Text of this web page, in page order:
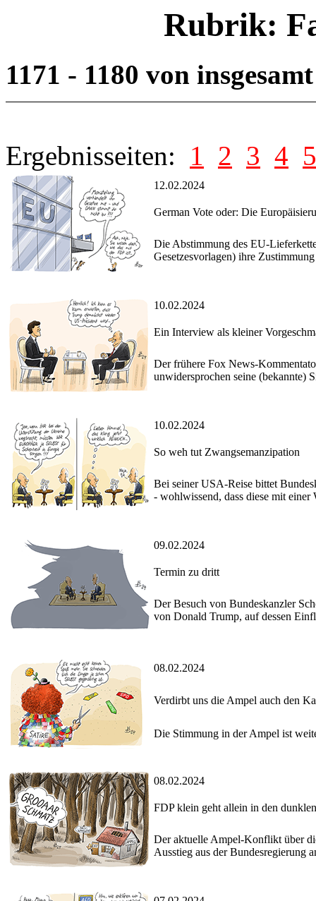
Rubrik:
1171 - 1180 von
Ergebnisseiten: 1 2 3 4 5
12.02.2024
German Vote oder: Die
Die Abstimmung des EU-
Gesetzesvorlagen) ihre
10.02.2024
Ein Interview als kleiner
Der frühere Fox News-
unwidersprochen seine (bekannte)
10.02.2024
So weh tut Zwangsemanzipation
Bei seiner USA-Reise bittet
- wohlwissend, dass diese mit
09.02.2024
Termin zu dritt
Der Besuch von Bundeskanzler
von Donald Trump, auf dessen
08.02.2024
Verdirbt uns die Ampel auch den
Die Stimmung in der Ampel ist
08.02.2024
FDP klein geht allein in den
Der aktuelle Ampel-Konflikt über
Ausstieg aus der Bundesregierung